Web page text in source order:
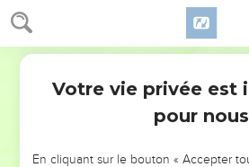
NE MANQUEZ PAS
Votre vie privée est
pour nous
En cliquant sur le bouton « Accepter